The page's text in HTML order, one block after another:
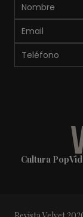
Cultura Pop